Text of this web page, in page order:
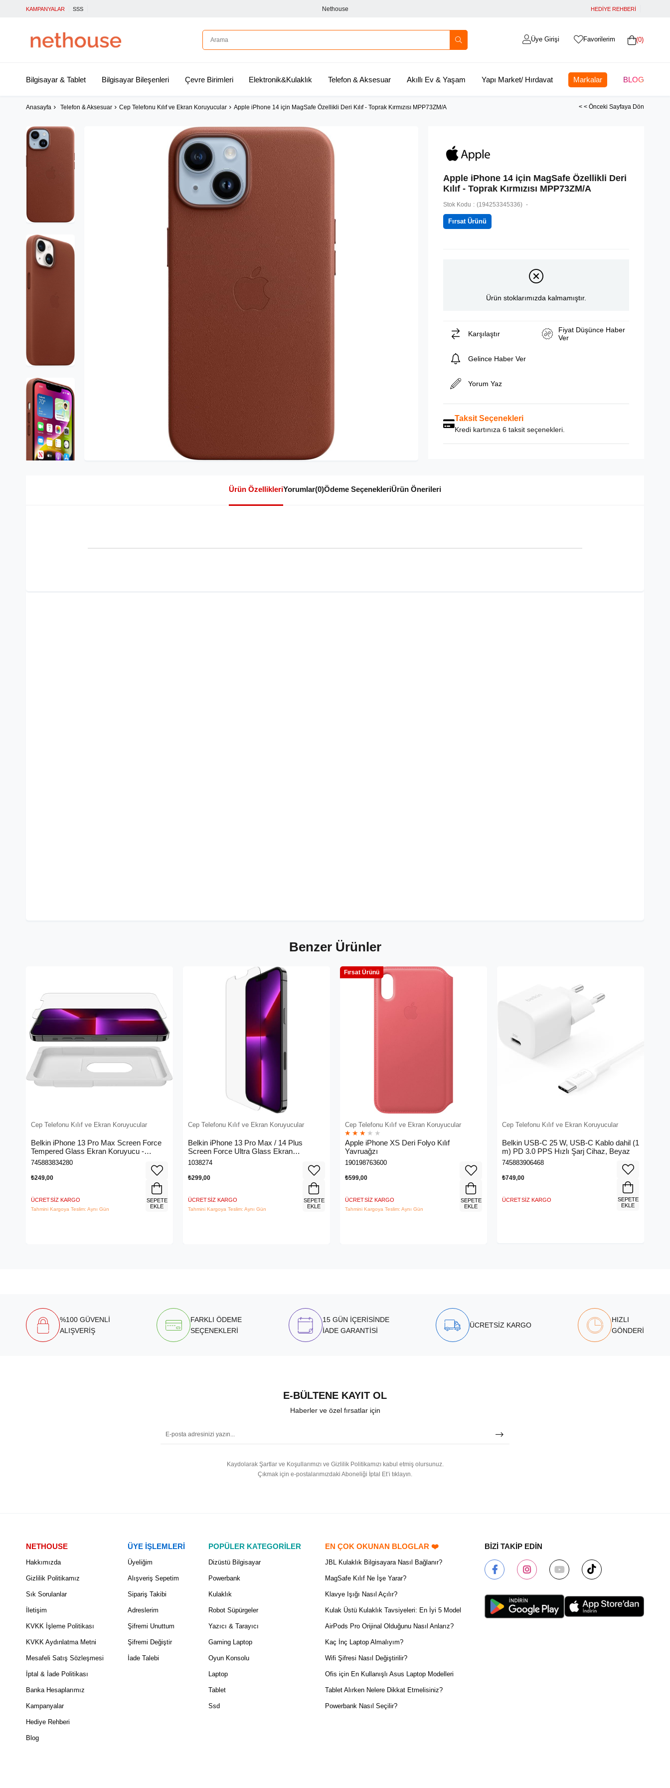
KAMPANYALAR SSS Nethouse HEDİYE REHBERİ
0
Favorilerim
Üye Girişi
Bilgisayar & Tablet Bilgisayar Bileşenleri Çevre Birimleri Elektronik&Kulaklık Telefon & Aksesuar Akıllı Ev & Yaşam Yapı Market/ Hırdavat Markalar BLOG
Anasayfa Telefon & Aksesuar Cep Telefonu Kılıf ve Ekran Koruyucular Apple iPhone 14 için MagSafe Özellikli Deri Kılıf - Toprak Kırmızısı MPP73ZM/A < < Önceki Sayfaya Dön
Apple iPhone 14 için MagSafe Özellikli Deri
Kılıf - Toprak Kırmızısı MPP73ZM/A
Stok Kodu (194253345336)
Fırsat Ürünü
Ürün stoklarımızda kalmamıştır.
Karşılaştır
Fiyat Düşünce Haber
Ver
Gelince Haber Ver
Yorum Yaz
Taksit Seçenekleri
Kredi kartınıza 6 taksit seçenekleri.
Ürün ÖzellikleriYorumlar(0)Ödeme SeçenekleriÜrün Önerileri
Benzer Ürünler
Cep Telefonu Kılıf ve Ekran Koruyucular
Belkin iPhone 13 Pro Max Screen Force
Tempered Glass Ekran Koruyucu -
OvaO70ZZ
745883834280
₺249,00
ÜCRETSIZ KARGO
Tahmini Kargoya Teslim: Aynı Gün
SEPETE
EKLE
Cep Telefonu Kılıf ve Ekran Koruyucular
Belkin iPhone 13 Pro Max / 14 Plus
Screen Force Ultra Glass Ekran
Koruyucu - Ova079ZZ
1038274
₺299,00
ÜCRETSIZ KARGO
Tahmini Kargoya Teslim: Aynı Gün
SEPETE
EKLE
Cep Telefonu Kılıf ve Ekran Koruyucular
★ ★ ★ ★ ★
Apple iPhone XS Deri Folyo Kılıf
Yavruağzı
190198763600
₺599,00
ÜCRETSIZ KARGO
Tahmini Kargoya Teslim: Aynı Gün
Fırsat Ürünü
SEPETE
EKLE
Cep Telefonu Kılıf ve Ekran Koruyucular
Belkin USB-C 25 W, USB-C Kablo dahil (1
m) PD 3.0 PPS Hızlı Şarj Cihaz, Beyaz
745883906468
₺749,00
ÜCRETSIZ KARGO
SEPETE
EKLE
%100 GÜVENLİ
ALIŞVERİŞ
FARKLI ÖDEME
SEÇENEKLERİ
15 GÜN İÇERİSİNDE
İADE GARANTİSİ
ÜCRETSİZ KARGO
HIZLI
GÖNDERİ
E-BÜLTENE KAYIT OL
Haberler ve özel fırsatlar için
Kaydolarak Şartlar ve Koşullarımızı ve Gizlilik Politikamızı kabul etmiş olursunuz.
Çıkmak için e-postalarımızdaki Aboneliği İptal Et’i tıklayın.
NETHOUSE
Hakkımızda
Gizlilik Politikamız
Sık Sorulanlar
İletişim
KVKK İşleme Politikası
KVKK Aydınlatma Metni
Mesafeli Satış Sözleşmesi
İptal & İade Politikası
Banka Hesaplarımız
Kampanyalar
Hediye Rehberi
Blog
ÜYE İŞLEMLERİ
Üyeliğim
Alışveriş Sepetim
Sipariş Takibi
Adreslerim
Şifremi Unuttum
Şifremi Değiştir
İade Talebi
POPÜLER KATEGORİLER
Dizüstü Bilgisayar
Powerbank
Kulaklık
Robot Süpürgeler
Yazıcı & Tarayıcı
Gaming Laptop
Oyun Konsolu
Laptop
Tablet
Ssd
EN ÇOK OKUNAN BLOGLAR ❤️
JBL Kulaklık Bilgisayara Nasıl Bağlanır?
MagSafe Kılıf Ne İşe Yarar?
Klavye Işığı Nasıl Açılır?
Kulak Üstü Kulaklık Tavsiyeleri: En İyi 5 Model
AirPods Pro Orijinal Olduğunu Nasıl Anlarız?
Kaç İnç Laptop Almalıyım?
Wifi Şifresi Nasıl Değiştirilir?
Ofis için En Kullanışlı Asus Laptop Modelleri
Tablet Alırken Nelere Dikkat Etmelisiniz?
Powerbank Nasıl Seçilir?
BİZİ TAKİP EDİN